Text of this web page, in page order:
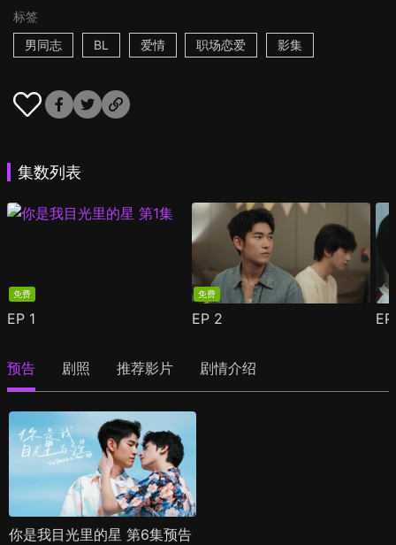
标签
男同志
BL 爱情 职场恋爱 影集
集数列表
免费
EP 1
免费
EP 2
预告 剧照 推荐影片 剧情介绍
你是我目光里的星 第6集预告